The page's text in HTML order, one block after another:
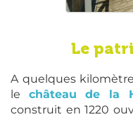
Le
A quelques
le château de la
construit en 1220